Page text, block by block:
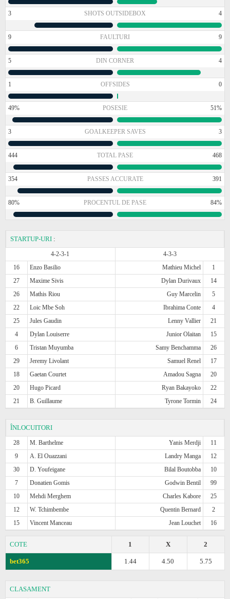
3 SHOTS OUTSIDEBOX 4
9 FAULTURI 9
5 DIN CORNER 4
1 OFFSIDES 0
49% POSESIE 51%
3 GOALKEEPER SAVES 3
444 TOTAL PASE 468
354 PASSES ACCURATE 391
80% PROCENTUL DE PASE 84%
STARTUP-URI :
4-2-3-1
4-3-3
16
Enzo Basilio Mathieu Michel
1
27
Maxime Sivis Dylan Durivaux
14
26
Mathis Riou Guy Marcelin
5
22
Loic Mbe Soh Ibrahima Conte
4
25
Jules Gaudin Lenny Vallier
21
4
Dylan Louiserre Junior Olaitan
15
6
Tristan Muyumba Samy Benchamma
26
29
Jeremy Livolant Samuel Renel
17
18
Gaetan Courtet Amadou Sagna
20
20
Hugo Picard Ryan Bakayoko
22
21
B. Guillaume Tyrone Tormin 24
ÎNLOCUITORI
28 M. Barthelme Yanis Merdji
11
9
A. El Ouazzani Landry Manga
12
30
D. Youfeigane Bilal Boutobba
10
7
Donatien Gomis Godwin Bentil
99
10
Mehdi Merghem Charles Kabore
25
12
W. Tchimbembe Quentin Bernard
2
15
Vincent Manceau Jean Louchet 16
COTE 2
X
1
bet365 5.75
4.50
1.44
CLASAMENT